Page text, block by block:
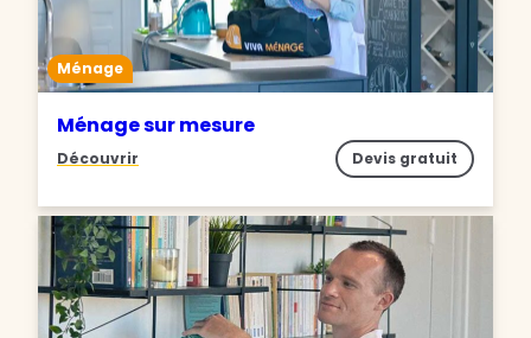
Ménage
Ménage sur mesure
Découvrir Devis gratuit